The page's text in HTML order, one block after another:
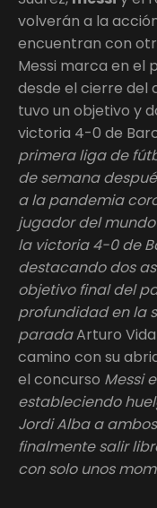
volverán a la
encuentran con
Messi marca en el
desde el cierre del
tuvo un objetivo y
victoria 4-0 de
primera liga de
de semana
a la pandemia
jugador del
la victoria 4-0 de
destacando dos
objetivo final del
profundidad en la
paradaArturo
camino con su
el concurso Messi
estableciendo
Jordi Alba a
finalmente salir
con solo unos